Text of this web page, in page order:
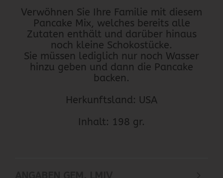
Verwöhnen Sie Ihre Familie mit diesem
Pancake Mix, welches bereits alle
Zutaten enthält und darüber hinaus
noch kleine Schokostücke.
Sie müssen lediglich nur noch Wasser
hinzu geben und dann die Pancake
backen.
Herkunftsland: USA
Inhalt: 198 gr.